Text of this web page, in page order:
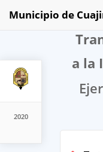
2020
Municipio de
a la